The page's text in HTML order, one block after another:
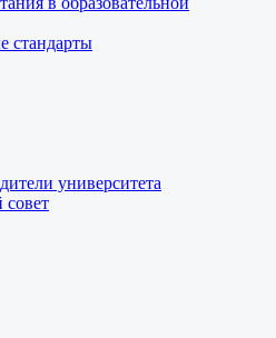
стандарты
университета
совет